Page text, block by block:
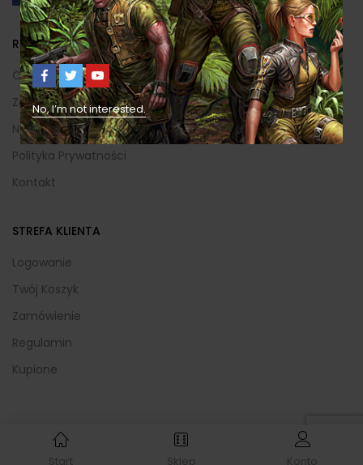
Start Sklep Konto
No, I’m not interested.
REDIMP GAMES
O Nas
Zapowiedzi
Nasze Gry
Polityka Prywatności
Kontakt
STREFA KLIENTA
Logowanie
Twój Koszyk
Zamówienie
Regulamin
Kupione